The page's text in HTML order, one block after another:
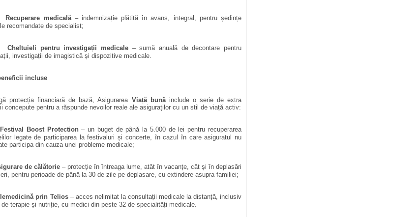
Recuperare medicală– indemnizație plătită în avans, integral, pentru ședințe
recomandate de specialist;
Cheltuieli pentru investigații medicale – sumă anuală de decontare pentru
investigații de imagistică și dispozitive medicale.
incluse
protecția financiară de bază, Asigurarea Viață bunăinclude o serie de extra
concepute pentru a răspunde nevoilor reale ale asiguraților cu un stil de viață activ:
Festival Boost Protection– un buget de până la 5.000 de lei pentru recuperarea
legate de participarea la festivaluri și concerte, în cazul în care asiguratul nu
participa din cauza unei probleme medicale;
de călătorie – protecție în întreaga lume, atât în vacanțe, cât și în deplasări
pentru perioade de până la 30 de zile pe deplasare, cu extindere asupra familiei;
prin Telios– acces nelimitat la consultații medicale la distanță, inclusiv
terapie și nutriție, cu medici din peste 32 de specialități medicale.